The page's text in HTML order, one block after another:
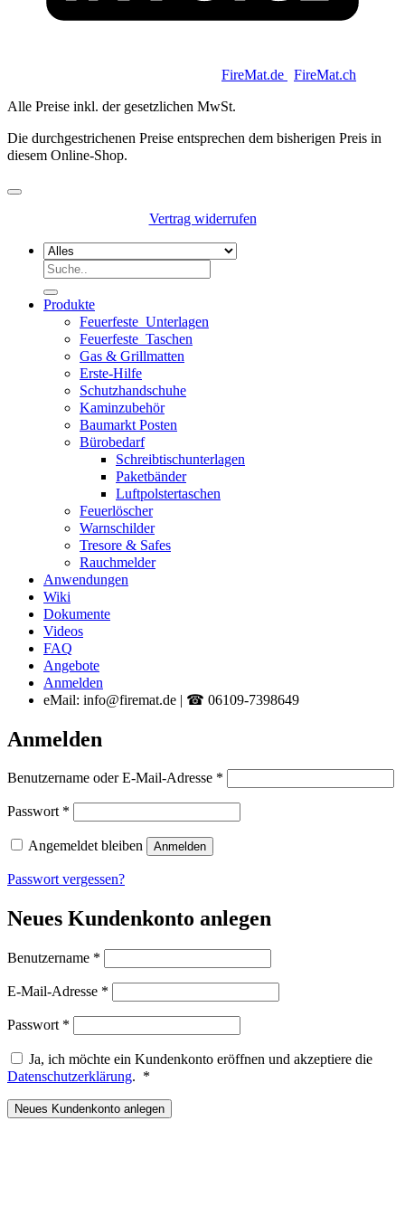
FireMat.de FireMat.ch
Alle Preise inkl. der gesetzlichen MwSt.
Die durchgestrichenen Preise entsprechen dem bisherigen Preis in
diesem Online-Shop.
Vertrag widerrufen
Suchen
Produkte
Feuerfeste_Unterlagen
Feuerfeste_Taschen
Gas & Grillmatten
Erste-Hilfe
Schutzhandschuhe
Kaminzubehör
Baumarkt Posten
Bürobedarf
Schreibtischunterlagen
Paketbänder
Luftpolstertaschen
Feuerlöscher
Warnschilder
Tresore & Safes
Rauchmelder
Anwendungen
Wiki
Dokumente
Videos
FAQ
Angebote
Anmelden
eMail: info@firemat.de | ☎ 06109-7398649
Anmelden
Benutzername oder E-Mail-Adresse *
Passwort *
Angemeldet bleiben Anmelden
Passwort vergessen?
Neues Kundenkonto anlegen
Benutzername *
E-Mail-Adresse *
Passwort *
Ja, ich möchte ein Kundenkonto eröffnen und akzeptiere die
Datenschutzerklärung. *
Neues Kundenkonto anlegen